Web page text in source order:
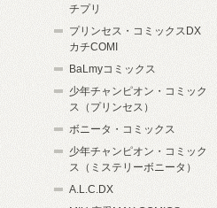
チプリ
プリンセス・コミックスDX
カチCOMI
BaLmyコミックス
少年チャンピオン・コミック
ス（プリンセス）
ボニータ・コミックス
少年チャンピオン・コミック
ス（ミステリーボニータ）
A.L.C.DX